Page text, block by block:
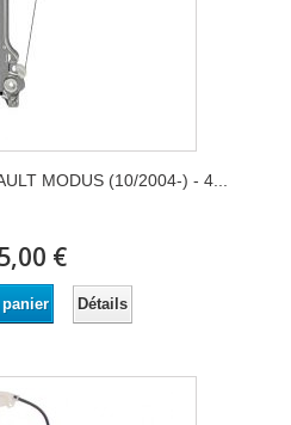
MODUS (10/2004-) - 4...
€
Détails